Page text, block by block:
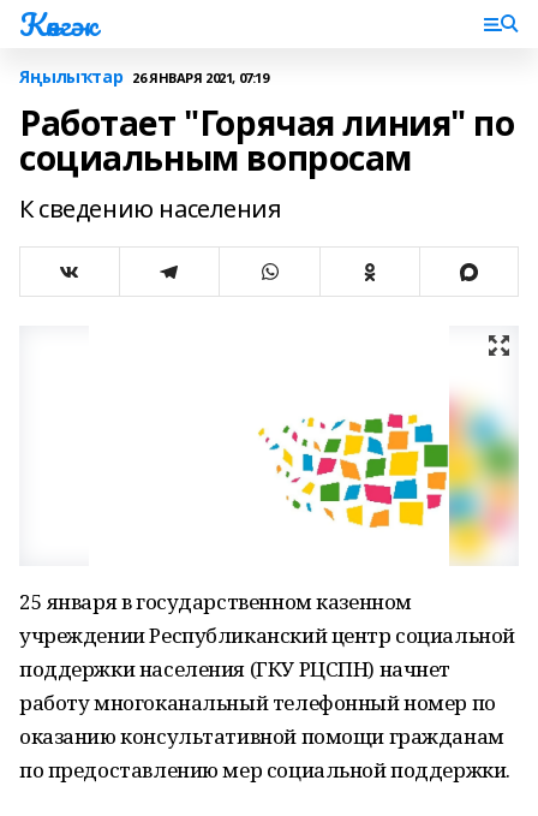
Көнгәк
Яңылыҡтар 26 ЯНВАРЯ 2021, 07:19
Работает "Горячая линия" по
социальным вопросам
К сведению населения
25 января в государственном казенном
учреждении Республиканский центр социальной
поддержки населения (ГКУ РЦСПН) начнет
работу многоканальный телефонный номер по
оказанию консультативной помощи гражданам
по предоставлению мер социальной поддержки.